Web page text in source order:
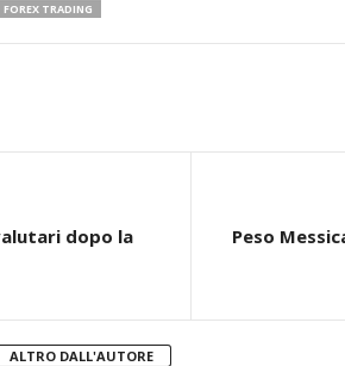
FOREX TRADING
dopo la
Peso
ALTRO DALL'AUTORE